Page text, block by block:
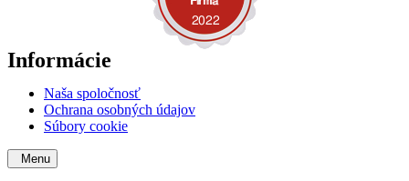
Informácie
Naša spoločnosť
Ochrana osobných údajov
Súbory cookie
Menu